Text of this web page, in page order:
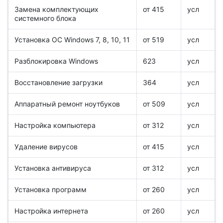
Замена комплектующих
системного блока
от 415 усл
Установка ОС Windows 7, 8, 10, 11 от 519 усл
Разблокировка Windows 623 усл
Восстановление загрузки 364 усл
Аппаратный ремонт ноутбуков от 509 усл
Настройка компьютера от 312 усл
Удаление вирусов от 415 усл
Установка антивируса от 312 усл
Установка программ от 260 усл
Настройка интернета от 260 усл